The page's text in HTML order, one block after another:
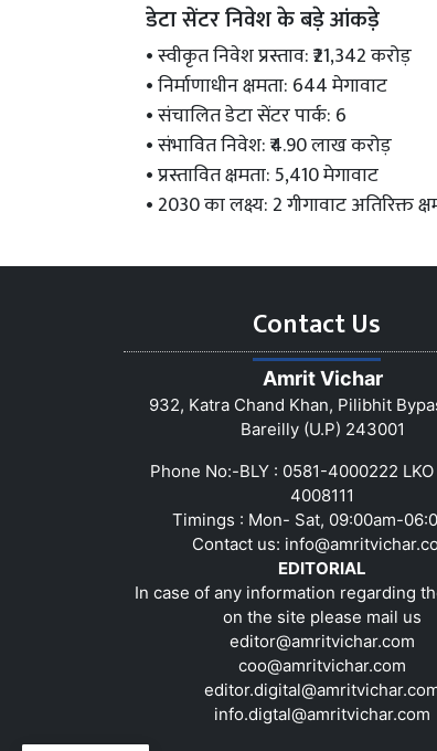
डेटा सेंटर निवेश के बड़े आंकड़े
• स्वीकृत निवेश प्रस्ताव: ₹21,342 करोड़
• निर्माणाधीन क्षमता: 644 मेगावाट
• संचालित डेटा सेंटर पार्क: 6
• संभावित निवेश: ₹4.90 लाख करोड़
• प्रस्तावित क्षमता: 5,410 मेगावाट
• 2030 का लक्ष्य: 2 गीगावाट अतिरिक्त
Contact Us
Amrit Vichar
932, Katra Chand Khan, Pilibhit
Bareilly (U.P) 243001
Phone No:-BLY : 0581-4000222
4008111
Timings : Mon- Sat, 09:00am-
Contact us:
EDITORIAL
In case of any information regarding
on the site please mail us
editor@amritvichar.com
coo@amritvichar.com
info.digtal@amritvichar.com